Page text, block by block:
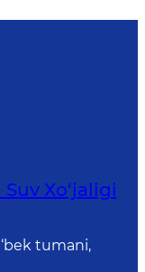
Хo‘jaligi
tumani,